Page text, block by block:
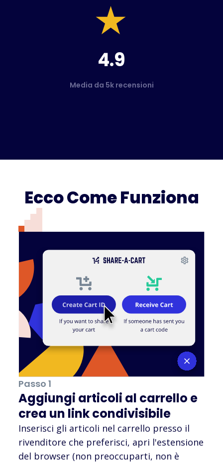
4.9
Media da 5k recensioni
Ecco Come Funziona
Passo 1
Aggiungi articoli al carrello e
crea un link condivisibile
Inserisci gli articoli nel carrello presso il
rivenditore che preferisci, apri l'estensione
del browser (non preoccuparti, non è